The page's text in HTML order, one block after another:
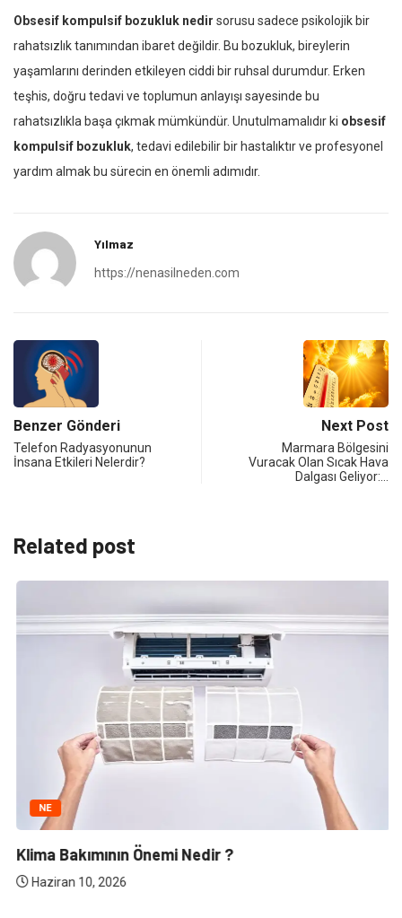
Obsesif kompulsif bozukluk nedir sorusu sadece psikolojik bir
rahatsızlık tanımından ibaret değildir. Bu bozukluk, bireylerin
yaşamlarını derinden etkileyen ciddi bir ruhsal durumdur. Erken
teşhis, doğru tedavi ve toplumun anlayışı sayesinde bu
rahatsızlıkla başa çıkmak mümkündür. Unutulmamalıdır ki obsesif
kompulsif bozukluk, tedavi edilebilir bir hastalıktır ve profesyonel
yardım almak bu sürecin en önemli adımıdır.
Yılmaz
https://nenasilneden.com
Benzer Gönderi
Telefon Radyasyonunun
İnsana Etkileri Nelerdir?
Next Post
Marmara Bölgesini
Vuracak Olan Sıcak Hava
Dalgası Geliyor:…
Related post
NE
Klima Bakımının Önemi Nedir ?
Haziran 10, 2026